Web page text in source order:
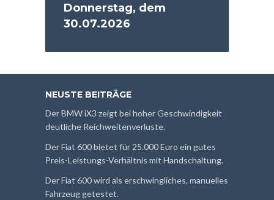
Donnerstag, dem
30.07.2026
NEUSTE BEITRÄGE
Der BMW iX3 zeigt bei hoher Geschwindigkeit
deutliche Reichweitenverluste.
Der Fiat 600 bietet für 25.000 Euro ein gutes
Preis-Leistungs-Verhältnis mit Handschaltung.
Der Fiat 600 wird als erschwingliches, manuelles
Fahrzeug getestet.